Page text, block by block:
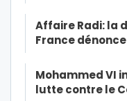
Affaire Radi: la
France
Mohammed VI
lutte contre le